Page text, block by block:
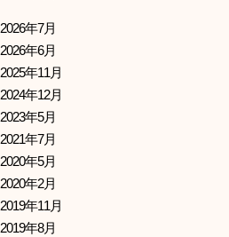
2026年7月
2026年6月
2025年11月
2024年12月
2023年5月
2021年7月
2020年5月
2020年2月
2019年11月
2019年8月